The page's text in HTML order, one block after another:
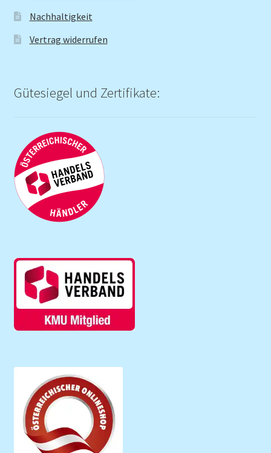
Nachhaltigkeit
Vertrag widerrufen
Gütesiegel und Zertifikate: